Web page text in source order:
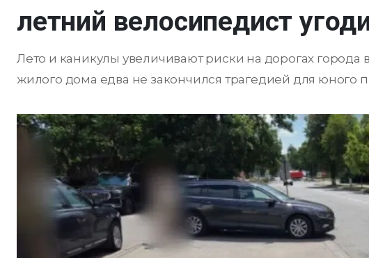
летний велосипедист
Лето и каникулы увеличивают риски на дорогах
жилого дома едва не закончился трагедией для юного